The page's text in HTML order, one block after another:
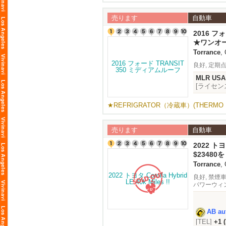
売ります 自動車
2016 フ
フ
★ワンオ
Torrance,
良好, 定期
MLR
[ライセン
★REFRIGRATOR（冷蔵車）
売ります 自動車
2022 ト
$23480
Torrance,
良好, 禁煙
パワーウィ
スト, バッ
AB
[TEL] +1